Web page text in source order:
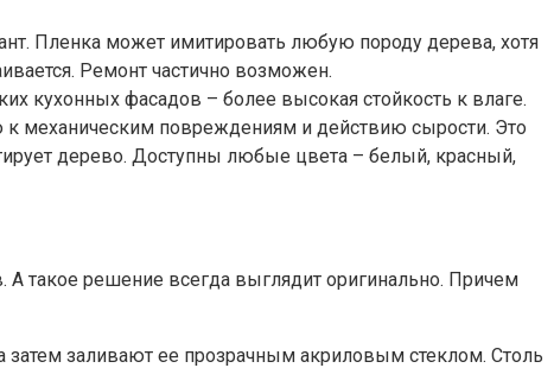
Пленка может имитировать любую породу дерева, хотя
Ремонт частично возможен.
кухонных фасадов – более высокая стойкость к влаге.
механическим повреждениям и действию сырости. Это
дерево. Доступны любые цвета – белый, красный,
такое решение всегда выглядит оригинально. Причем
заливают ее прозрачным акриловым стеклом. Столь